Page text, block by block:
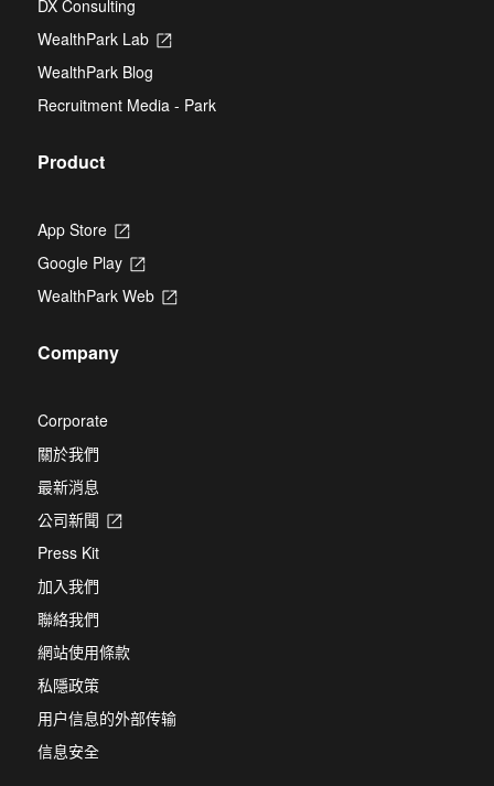
DX Consulting
WealthPark Lab
Opens
new
tab
WealthPark Blog
Recruitment Media - Park
Product
App Store
Opens
a
new
tab
Google Play
Opens
a
WealthPark Web
Opens
Company
Corporate
關於我們
最新消息
公司新聞
Opens
Press Kit
加入我們
聯絡我們
網站使用條款
私隱政策
用户信息的外部传输
信息安全